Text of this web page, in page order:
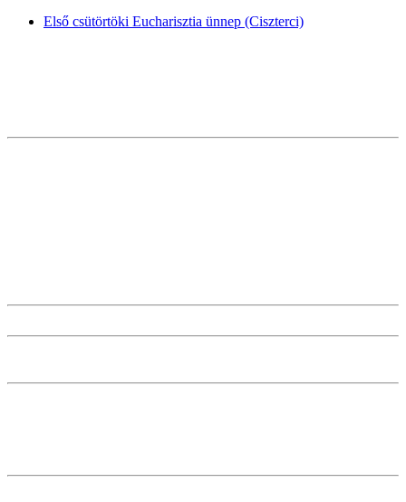
Első csütörtöki Eucharisztia ünnep (Ciszterci)